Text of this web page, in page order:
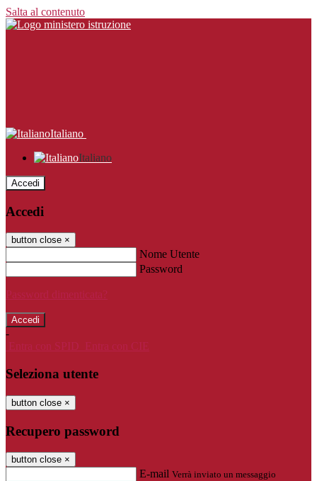
Salta al contenuto
Italiano
Italiano
Accedi
Accedi
button close ×
Nome Utente
Password
Password dimenticata?
-
Entra con SPID
Entra con CIE
Seleziona utente
button close ×
Recupero password
button close ×
E-mail Verrà inviato un messaggio